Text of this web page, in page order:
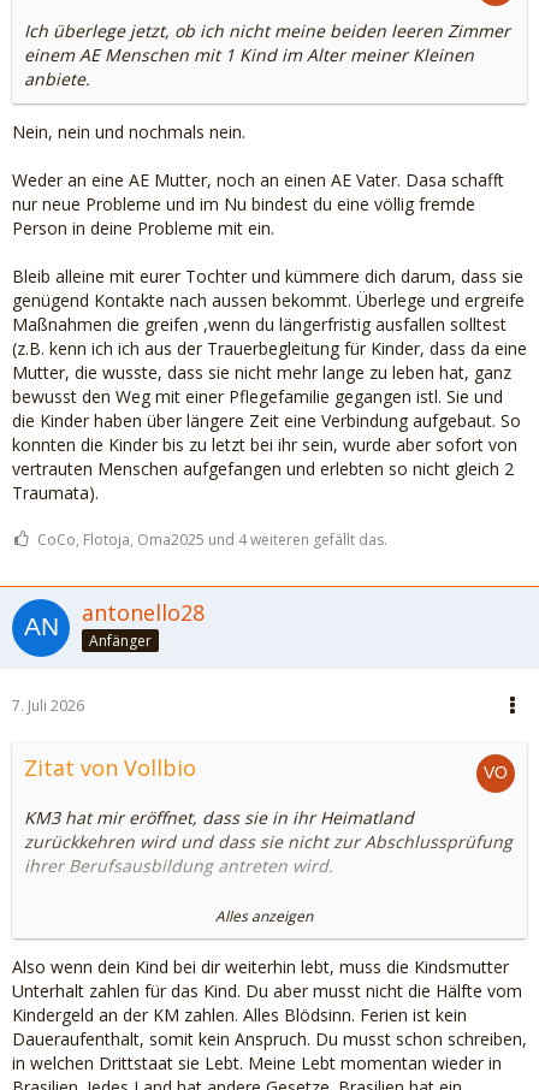
Ich überlege jetzt, ob ich nicht meine beiden leeren Zimmer
einem AE Menschen mit 1 Kind im Alter meiner Kleinen
anbiete.
Nein, nein und nochmals nein.
Weder an eine AE Mutter, noch an einen AE Vater. Dasa schafft
nur neue Probleme und im Nu bindest du eine völlig fremde
Person in deine Probleme mit ein.
Bleib alleine mit eurer Tochter und kümmere dich darum, dass sie
genügend Kontakte nach aussen bekommt. Überlege und ergreife
Maßnahmen die greifen ,wenn du längerfristig ausfallen solltest
(z.B. kenn ich ich aus der Trauerbegleitung für Kinder, dass da eine
Mutter, die wusste, dass sie nicht mehr lange zu leben hat, ganz
bewusst den Weg mit einer Pflegefamilie gegangen istl. Sie und
die Kinder haben über längere Zeit eine Verbindung aufgebaut. So
konnten die Kinder bis zu letzt bei ihr sein, wurde aber sofort von
vertrauten Menschen aufgefangen und erlebten so nicht gleich 2
Traumata).
CoCo, Flotoja, Oma2025 und 4 weiteren gefällt das.
antonello28
Anfänger
7. Juli 2026
Zitat von Vollbio
KM3 hat mir eröffnet, dass sie in ihr Heimatland
zurückkehren wird und dass sie nicht zur Abschlussprüfung
ihrer Berufsausbildung antreten wird.
Unsere Kleine lebt dann weiter hier in DE, ausschließlich bei
mir und während der Ferien lebt sie im Nicht-EU Ausland.
Ich hätte dann Anspruch auf Unterhalt von der KM und
müsste ihr im Gegenzug vielleicht das hälftige Kindergeld
auszahlen?
Alles anzeigen
Also wenn dein Kind bei dir weiterhin lebt, muss die Kindsmutter
Unterhalt zahlen für das Kind. Du aber musst nicht die Hälfte vom
Kindergeld an der KM zahlen. Alles Blödsinn. Ferien ist kein
Daueraufenthalt, somit kein Anspruch. Du musst schon schreiben,
in welchen Drittstaat sie Lebt. Meine Lebt momentan wieder in